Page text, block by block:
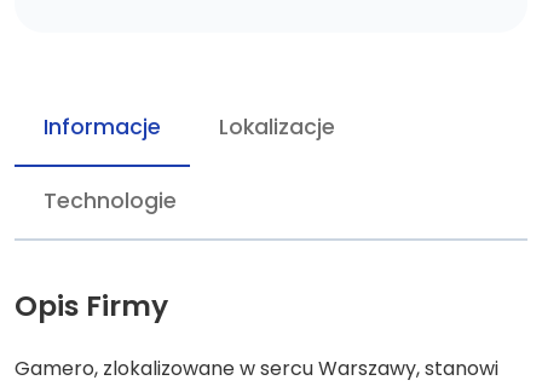
Informacje Lokalizacje
Technologie
Opis Firmy
Gamero, zlokalizowane w sercu Warszawy, stanowi